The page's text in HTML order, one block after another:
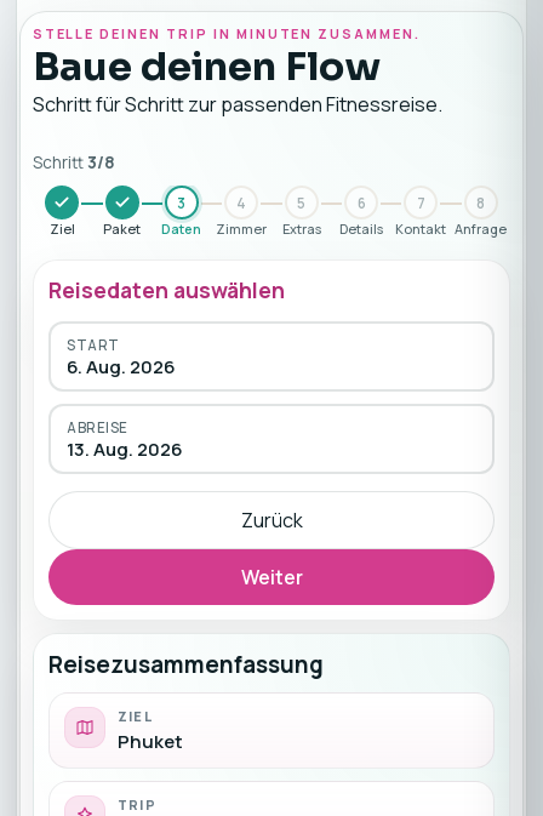
STELLE DEINEN TRIP IN MINUTEN ZUSAMMEN.
Baue deinen Flow
Schritt für Schritt zur passenden Fitnessreise.
Schritt3/8
Ziel Paket
3
Daten
4
Zimmer
5
Extras
6
Details
7
Kontakt
8
Anfrage
Reisedaten auswählen
START
6. Aug. 2026
ABREISE
13. Aug. 2026
Zurück
Weiter
Reisezusammenfassung
ZIEL
Phuket
TRIP